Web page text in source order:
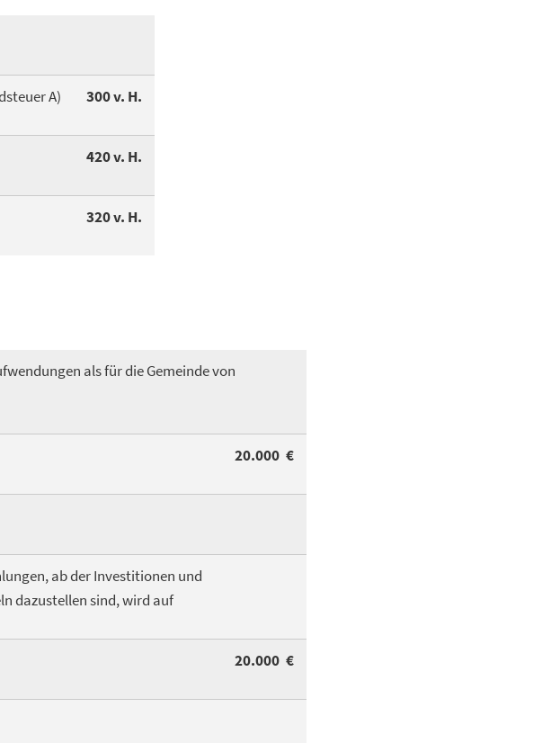
A) 300 v. H.
420 v. H.
320 v. H.
als für die Gemeinde von
20.000 €
ab der Investitionen und
dazustellen sind, wird auf
20.000 €